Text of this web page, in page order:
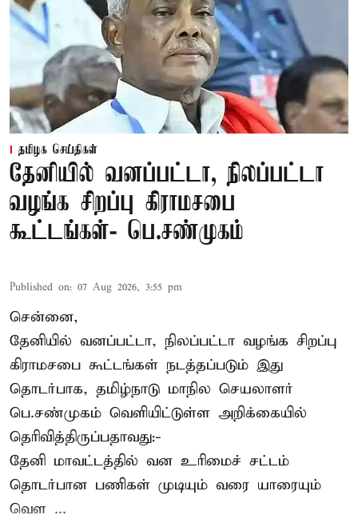
தமிழக செய்திகள்
தேனியில் வனப்பட்டா, நிலப்பட்டா
வழங்க சிறப்பு கிராமசபை
கூட்டங்கள்- பெ.சண்முகம்
Published on: 07 Aug 2026, 3:55 pm
சென்னை,
தேனியில் வனப்பட்டா, நிலப்பட்டா வழங்க சிறப்பு
கிராமசபை கூட்டங்கள் நடத்தப்படும் இது
தொடர்பாக, தமிழ்நாடு மாநில செயலாளர்
பெ.சண்முகம் வெளியிட்டுள்ள அறிக்கையில்
தெரிவித்திருப்பதாவது:-
தேனி மாவட்டத்தில் வன உரிமைச் சட்டம்
தொடர்பான பணிகள் முடியும் வரை யாரையும்
வெள ...